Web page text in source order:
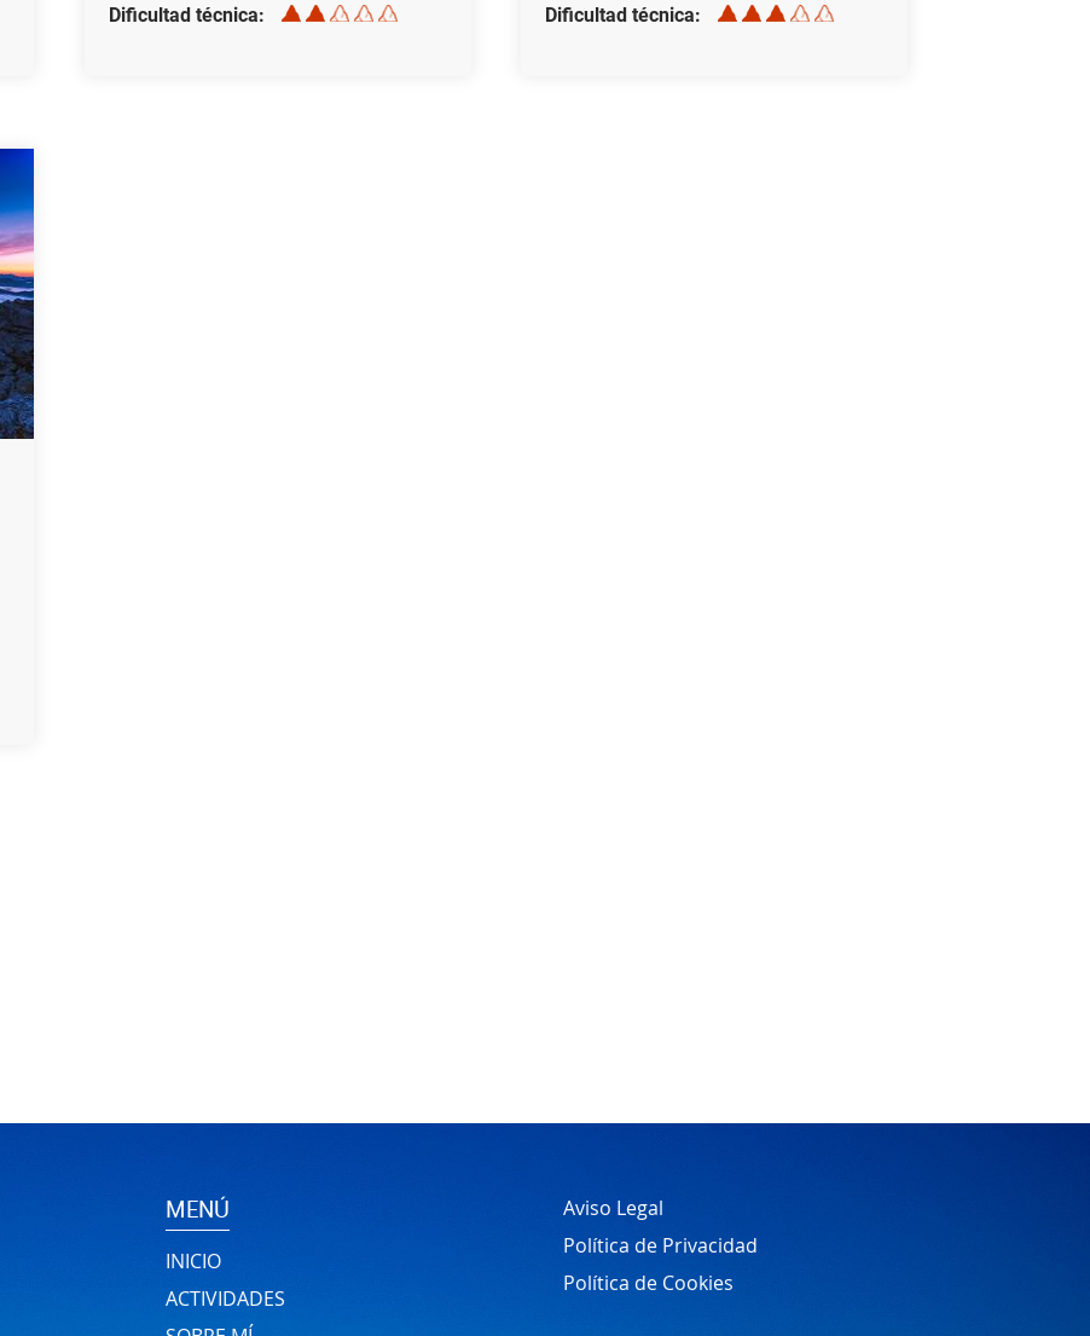
Dificultad técnica
Dificultad técnica
MENÚ
INICIO
ACTIVIDADES
Aviso Legal
Política de Privacidad
Política de Cookies